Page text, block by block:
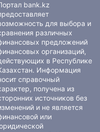
bank.kz
для выбора и
различных
предложений
организаций,
в Республике
Информация
справочный
получена из
источников без
и не является
или